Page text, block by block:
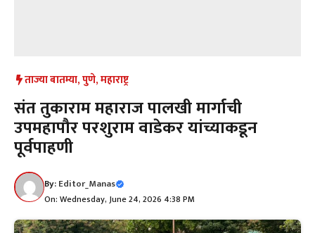
ताज्या बातम्या,पुणे,महाराष्ट्र
संत तुकाराम महाराज पालखी मार्गाची
उपमहापौर परशुराम वाडेकर यांच्याकडून
पूर्वपाहणी
By:Editor_Manas
On: Wednesday, June 24, 2026 4:38 PM